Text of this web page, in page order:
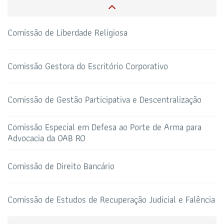
69 3217-2099
TELEFONE
E-MAIL
Todos os setores
TRIBUNAL DE ÉTICA CANAL PRERROGATIVAS
HOTEL DE TRÂNSITO CLUBE DA OAB
Comissão Gestora do Escritório Corporativo
Comissão de Gestão Participativa e Descentralização
Comissão Especial em Defesa ao Porte de Arma para
Advocacia da OAB RO
Comissão de Direito Bancário
Comissão de Estudos de Recuperação Judicial e Falência
Comissão de Revisão da Tabela de Honorários desta
Seccional